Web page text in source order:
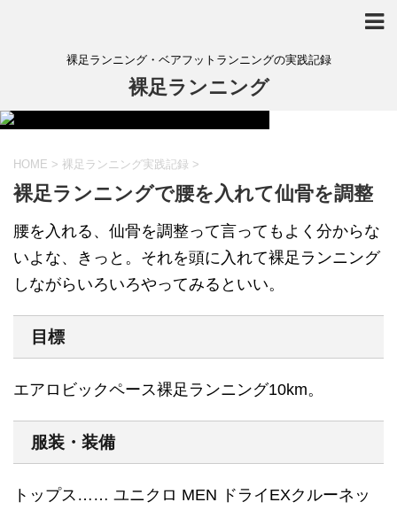
裸足ランニング・ベアフットランニングの実践記録
裸足ランニング
HOME > 裸足ランニング実践記録 >
裸足ランニングで腰を入れて仙骨を調整
腰を入れる、仙骨を調整って言ってもよく分からな
いよな、きっと。それを頭に入れて裸足ランニング
しながらいろいろやってみるといい。
目標
エアロビックペース裸足ランニング10km。
服装・装備
トップス…… ユニクロ MEN ドライEXクルーネッ